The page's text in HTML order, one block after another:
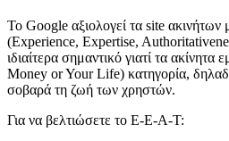
Το Google αξιολογεί τα site
(Experience, Expertise,
ιδιαίτερα σημαντικό γιατί τα
Money or Your Life) κατηγορία,
σοβαρά τη ζωή των χρηστών.
Για να βελτιώσετε το E-E-A-T: